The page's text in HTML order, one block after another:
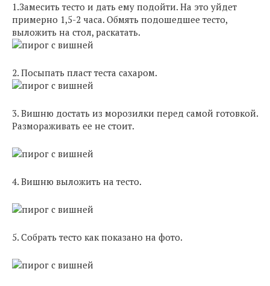
1.Замесить тесто и дать ему подойти. На это уйдет
примерно 1,5-2 часа. Обмять подошедшее тесто,
выложить на стол, раскатать.
2. Посыпать пласт теста сахаром.
3. Вишню достать из морозилки перед самой готовкой.
Размораживать ее не стоит.
4. Вишню выложить на тесто.
5. Собрать тесто как показано на фото.